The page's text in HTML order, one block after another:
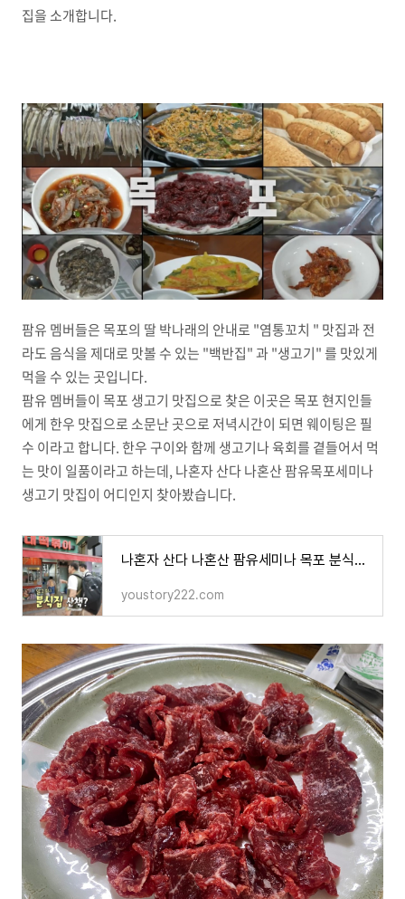
집을 소개합니다.
팜유 멤버들은 목포의 딸 박나래의 안내로 "염통꼬치 " 맛집과 전
라도 음식을 제대로 맛볼 수 있는 "백반집" 과 "생고기" 를 맛있게
먹을 수 있는 곳입니다.
팜유 멤버들이 목포 생고기 맛집으로 찾은 이곳은 목포 현지인들
에게 한우 맛집으로 소문난 곳으로 저녁시간이 되면 웨이팅은 필
수 이라고 합니다. 한우 구이와 함께 생고기나 육회를 곁들어서 먹
는 맛이 일품이라고 하는데, 나혼자 산다 나혼산 팜유목포세미나
생고기 맛집이 어디인지 찾아봤습니다.
나혼자 산다 나혼산 팜유세미나 목포 분식집 순대 염통꼬치 떡볶이 분식집 맛집 어디? 500회 백끼
youstory222.com